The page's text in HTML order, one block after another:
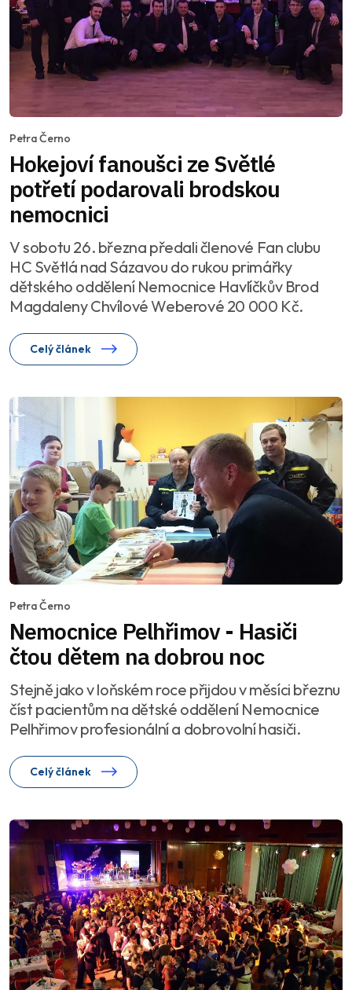
Petra Černo
Hokejoví fanoušci ze Světlé
potřetí podarovali brodskou
nemocnici
V sobotu 26. března předali členové Fan clubu
HC Světlá nad Sázavou do rukou primářky
dětského oddělení Nemocnice Havlíčkův Brod
Magdaleny Chvílové Weberové 20 000 Kč.
Celý článek
Petra Černo
Nemocnice Pelhřimov - Hasiči
čtou dětem na dobrou noc
Stejně jako v loňském roce přijdou v měsíci březnu
číst pacientům na dětské oddělení Nemocnice
Pelhřimov profesionální a dobrovolní hasiči.
Celý článek